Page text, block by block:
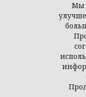
Политика
©
Мы